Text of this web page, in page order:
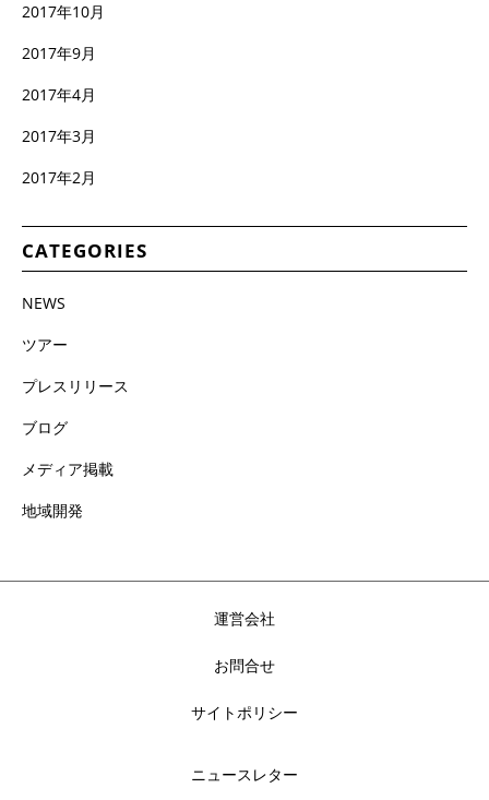
2017年10月
2017年9月
2017年4月
2017年3月
2017年2月
CATEGORIES
NEWS
ツアー
プレスリリース
ブログ
メディア掲載
地域開発
運営会社
お問合せ
サイトポリシー
ニュースレター